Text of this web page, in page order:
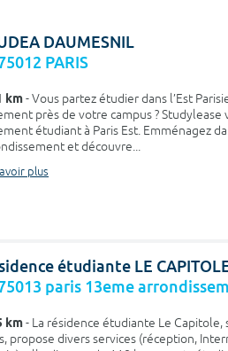
DAUMESNIL
PARIS
km- Vous partez étudier dans l’Est
près de votre campus ? Studylease
étudiant à Paris Est. Emménagez
et découvre...
plus
étudiante LE
paris 13eme
km- La résidence étudiante Le Capitole,
propose divers services (réception,